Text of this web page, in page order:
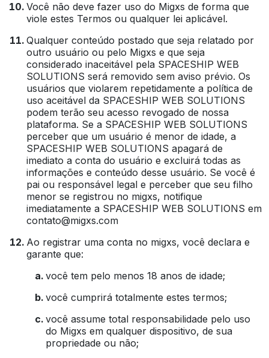
Você não deve fazer uso do Migxs de forma que
viole estes Termos ou qualquer lei aplicável.
Qualquer conteúdo postado que seja relatado por
outro usuário ou pelo Migxs e que seja
considerado inaceitável pela SPACESHIP WEB
SOLUTIONS será removido sem aviso prévio. Os
usuários que violarem repetidamente a política de
uso aceitável da SPACESHIP WEB SOLUTIONS
podem terão seu acesso revogado de nossa
plataforma. Se a SPACESHIP WEB SOLUTIONS
perceber que um usuário é menor de idade, a
SPACESHIP WEB SOLUTIONS apagará de
imediato a conta do usuário e excluirá todas as
informações e conteúdo desse usuário. Se você é
pai ou responsável legal e perceber que seu filho
menor se registrou no migxs, notifique
imediatamente a SPACESHIP WEB SOLUTIONS em
contato@migxs.com
Ao registrar uma conta no migxs, você declara e
garante que:
você tem pelo menos 18 anos de idade;
você cumprirá totalmente estes termos;
você assume total responsabilidade pelo uso
do Migxs em qualquer dispositivo, de sua
propriedade ou não;